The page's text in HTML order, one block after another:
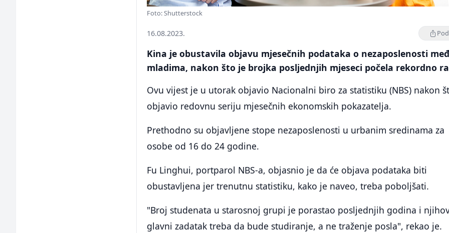
Foto: Shutterstock
16.08.2023.
Kina je obustavila objavu mjesečnih podataka o nezaposlenosti
mladima, nakon što je brojka posljednjih mjeseci počela rekordno
Ovu vijest je u utorak objavio Nacionalni biro za statistiku (NBS) nakon
objavio redovnu seriju mjesečnih ekonomskih pokazatelja.
Prethodno su objavljene stope nezaposlenosti u urbanim sredinama za
osobe od 16 do 24 godine.
Fu Linghui, portparol NBS-a, objasnio je da će objava podataka biti
obustavljena jer trenutnu statistiku, kako je naveo, treba poboljšati.
"Broj studenata u starosnoj grupi je porastao posljednjih godina i
glavni zadatak treba da bude studiranje, a ne traženje posla", rekao je.